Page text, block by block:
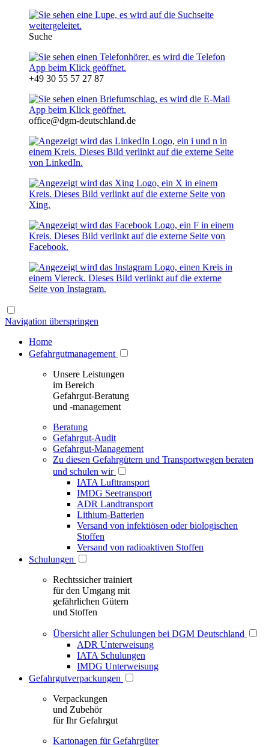
Suche
+49 30 55 57 27 87
office@dgm-deutschland.de
Navigation überspringen
Home
Gefahrgutmanagement
Unsere Leistungen
im Bereich
Gefahrgut-Beratung
und -management
Beratung
Gefahrgut-Audit
Gefahrgut-Management
Zu diesen Gefahrgütern und Transportwegen beraten
und schulen wir
IATA Lufttransport
IMDG Seetransport
ADR Landtransport
Lithium-Batterien
Versand von infektiösen oder biologischen
Stoffen
Versand von radioaktiven Stoffen
Schulungen
Rechtssicher trainiert
für den Umgang mit
gefährlichen Gütern
und Stoffen
Übersicht aller Schulungen bei DGM Deutschland
ADR Unterweisung
IATA Schulungen
IMDG Unterweisung
Gefahrgutverpackungen
Verpackungen
und Zubehör
für Ihr Gefahrgut
Kartonagen für Gefahrgüter